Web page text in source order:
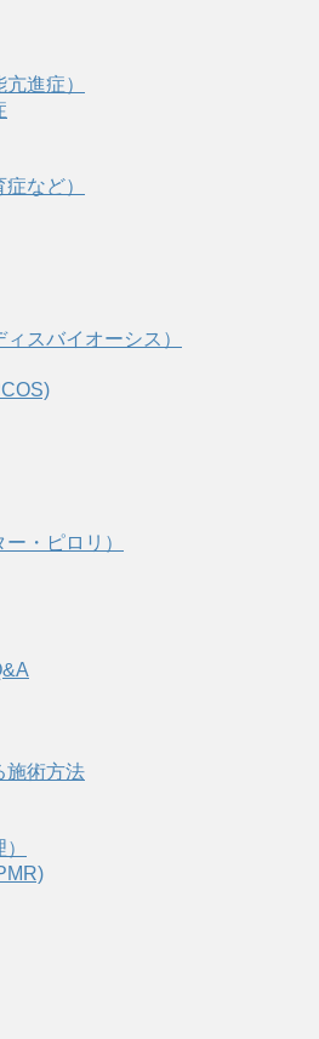
進症）
など）
スバイオーシス）
・ピロリ）
施術方法